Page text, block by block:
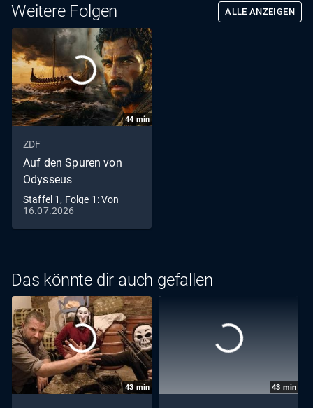
Weitere Folgen ALLE ANZEIGEN
44 min
ZDF
Auf den Spuren von
Odysseus
Staffel 1, Folge 1: Von
Troja nach Ithaka
16.07.2026
Das könnte dir auch gefallen
43 min 43 min